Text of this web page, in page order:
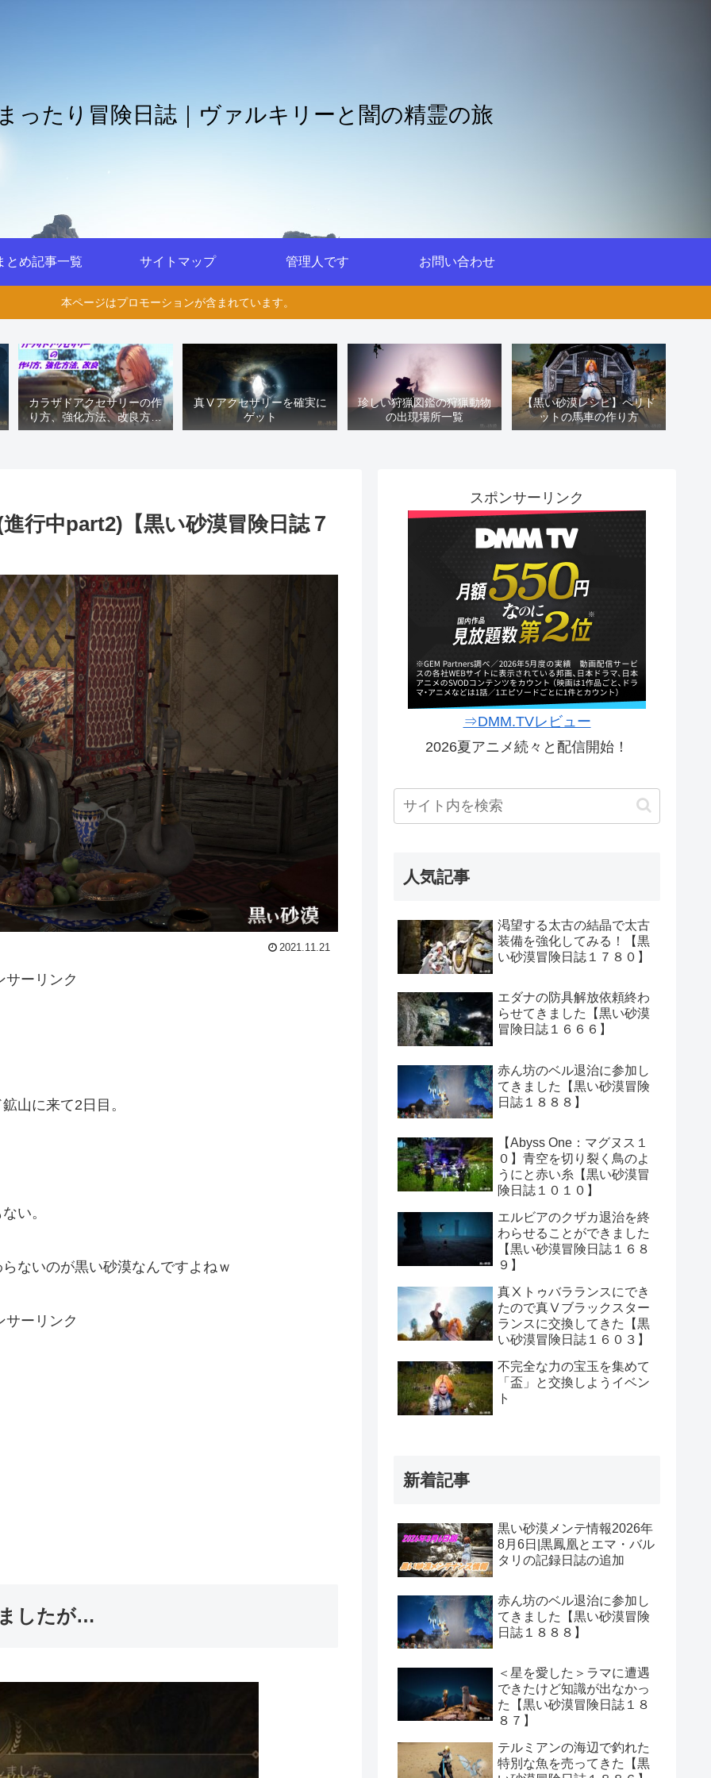
ったり冒険日誌｜ヴァルキリーと闇の精霊の旅
とめ記事一覧 サイトマップ 管理人です お問い合わせ
本ページはプロモーションが含まれています。
カラザドアクセサリーの作
り方、強化方法、改良方法
などまとめ【黒い砂漠冒険
真Ⅴアクセサリーを確実に
ゲット
珍しい狩猟図鑑の狩猟動物
の出現場所一覧
【黒い砂漠レシピ】ペリド
ットの馬車の作り方
行中part2)【黒い砂漠冒険日誌７
2021.11.21
サーリンク
山に来て2日目。
い。
ないのが黒い砂漠なんですよねｗ
サーリンク
したが…
スポンサーリンク
⇒DMM.TVレビュー
2026夏アニメ続々と配信開始！
人気記事
渇望する太古の結晶で太古
装備を強化してみる！【黒
い砂漠冒険日誌１７８０】
エダナの防具解放依頼終わ
らせてきました【黒い砂漠
冒険日誌１６６６】
赤ん坊のベル退治に参加し
てきました【黒い砂漠冒険
日誌１８８８】
【Abyss One：マグヌス１
０】青空を切り裂く鳥のよ
うにと赤い糸【黒い砂漠冒
険日誌１０１０】
エルビアのクザカ退治を終
わらせることができました
【黒い砂漠冒険日誌１６８
９】
真Ⅹトゥバラランスにでき
たので真Ⅴブラックスター
ランスに交換してきた【黒
い砂漠冒険日誌１６０３】
不完全な力の宝玉を集めて
「盃」と交換しようイベン
ト
新着記事
黒い砂漠メンテ情報2026年
8月6日|黒鳳凰とエマ・バル
タリの記録日誌の追加
赤ん坊のベル退治に参加し
てきました【黒い砂漠冒険
日誌１８８８】
＜星を愛した＞ラマに遭遇
できたけど知識が出なかっ
た【黒い砂漠冒険日誌１８
８７】
テルミアンの海辺で釣れた
特別な魚を売ってきた【黒